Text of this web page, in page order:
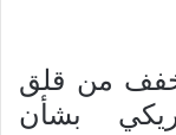
من قلق
بشأن